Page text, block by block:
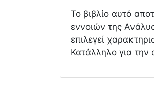
Το βιβλίο αυτό
εννοιών της
επιλεγεί
Κατάλληλο για